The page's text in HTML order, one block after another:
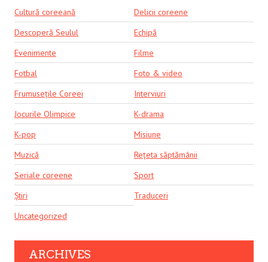
Cultură coreeană
Delicii coreene
Descoperă Seulul
Echipă
Evenimente
Filme
Fotbal
Foto & video
Frumusețile Coreei
Interviuri
Jocurile Olimpice
K-drama
K-pop
Misiune
Muzică
Rețeta săptămânii
Seriale coreene
Sport
Știri
Traduceri
Uncategorized
ARCHIVES